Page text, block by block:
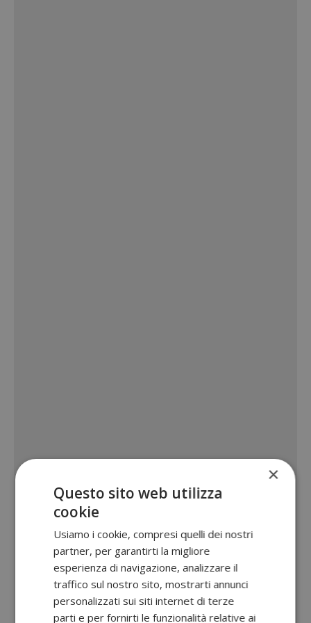
×
Questo sito web utilizza
cookie
Usiamo i cookie, compresi quelli dei nostri
partner, per garantirti la migliore
esperienza di navigazione, analizzare il
traffico sul nostro sito, mostrarti annunci
personalizzati sui siti internet di terze
parti e per fornirti le funzionalità relative ai